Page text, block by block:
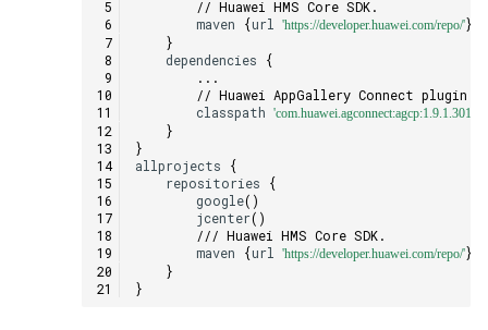
// Huawei HMS Core SDK.
maven
{url 'https://developer.huawei.com/repo/'}
}
dependencies
{
...
// Huawei AppGallery Connect plugin
classpath 'com.huawei.agconnect:agcp:1.9.1.301'
}
}
allprojects
{
repositories
{
google()
jcenter()
/// Huawei HMS Core SDK.
maven
{url 'https://developer.huawei.com/repo/'}
}
}